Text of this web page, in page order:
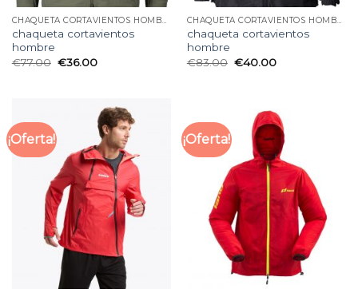
chaqueta cortavientos
hombre
€77.00 €36.00
chaqueta cortavientos
hombre
€83.00 €40.00
¡Oferta! ¡Oferta!